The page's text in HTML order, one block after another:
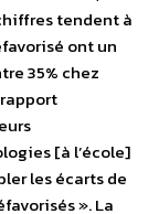
tendent à
ont un
35% chez
[à l’école]
les écarts de
». La